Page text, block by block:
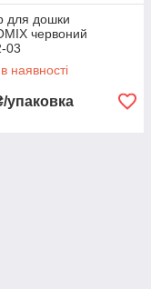
для дошки
червоний
03
наявності
упаковка